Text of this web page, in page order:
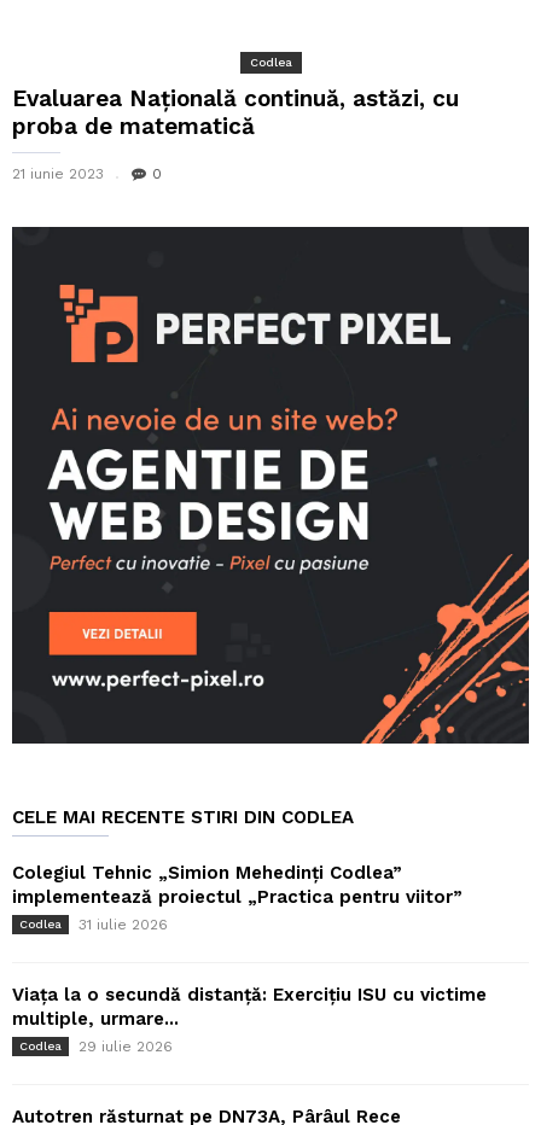
Codlea
Evaluarea Naţională continuă, astăzi, cu
proba de matematică
21 iunie 2023 0
CELE MAI RECENTE STIRI DIN CODLEA
Colegiul Tehnic „Simion Mehedinți Codlea”
implementează proiectul „Practica pentru viitor”
Codlea 31 iulie 2026
Viața la o secundă distanță: Exercițiu ISU cu victime
multiple, urmare...
Codlea 29 iulie 2026
Autotren răsturnat pe DN73A, Pârâul Rece